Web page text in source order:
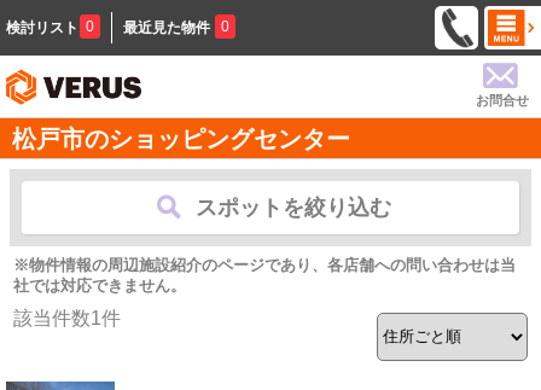
検討リスト 0 最近見た物件 0
お問合せ
松戸市のショッピングセンター
スポットを絞り込む
※物件情報の周辺施設紹介のページであり、各店舗への問い合わせは当
社では対応できません。
該当件数1件